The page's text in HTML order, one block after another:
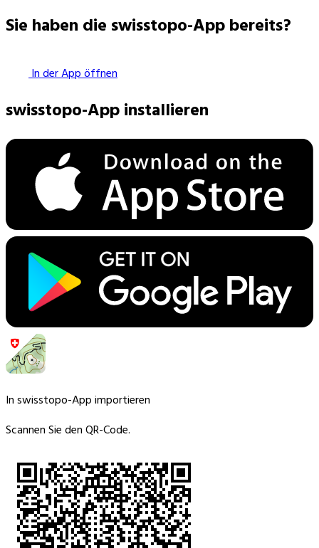
Sie haben die swisstopo-App bereits?
In der App öffnen
swisstopo-App installieren
In swisstopo-App importieren
Scannen Sie den QR-Code.